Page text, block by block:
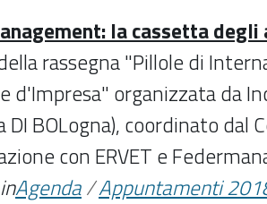
la cassetta
rassegna "Pillole di
d'Impresa" organizzata da
DI BOLogna), coordinato dal
con ERVET e
Agenda/Appuntamenti